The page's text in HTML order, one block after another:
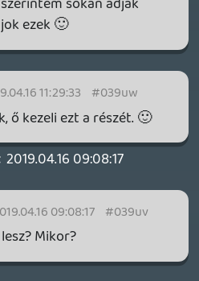
játék dlc-je
csak az
epic storeon
bl3 ugye 6
steamre és
később jön
is
korábban is,
nem
egyik ebben a